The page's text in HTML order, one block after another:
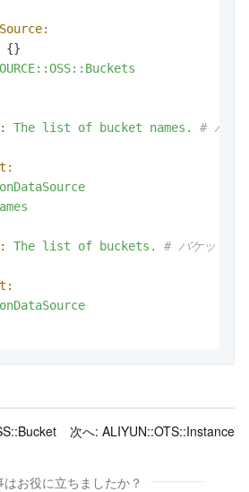
{}
The list of bucket names.
# バケ
The list of buckets.
# バケットの
次へ: ALIYUN::OTS::Instance
はお役に立ちましたか？